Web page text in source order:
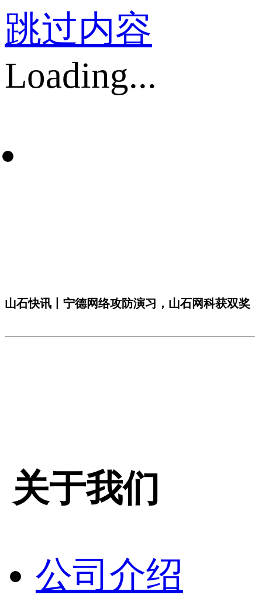
跳过内容
Loading...
山石快讯丨宁德网络攻防演习，山石网科获双奖
关于我们
公司介绍